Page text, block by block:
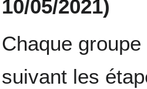
10/05/2021)
Chaque
suivant les